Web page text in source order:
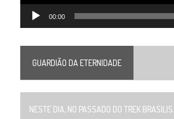
00:00
GUARDIÃO DA ETERNIDADE
NESTE DIA, NO PASSADO DO TREK BRASILIS...